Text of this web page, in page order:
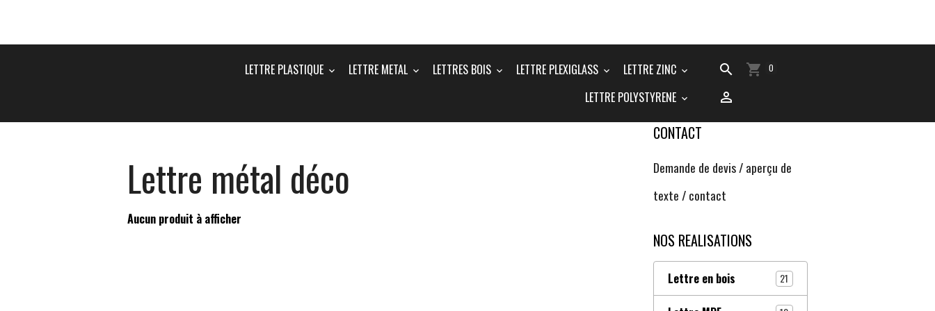
LETTRE PLASTIQUE LETTRE METAL LETTRES BOIS LETTRE PLEXIGLASS
LETTRE ZINC
LETTRE POLYSTYRENE
0
Lettre métal déco
Aucun produit à afficher
CONTACT
Demande de devis / aperçu de
texte / contact
NOS REALISATIONS
Lettre en bois 21